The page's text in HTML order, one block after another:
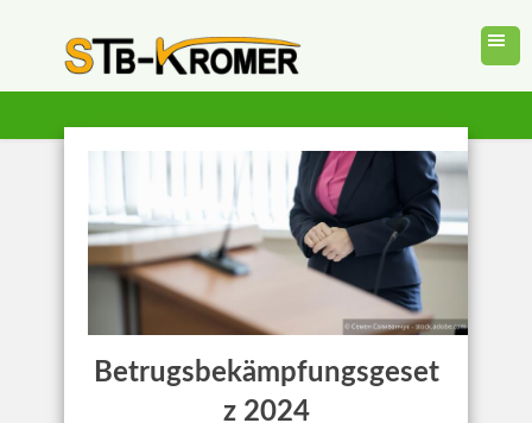
Betrugsbekämpfungsgeset
z 2024